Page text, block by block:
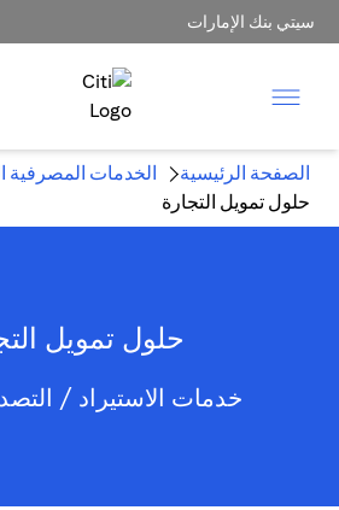
سيتي بنك الإمارات
الصفحة الرئيسية
الخدمات المصرفية
حلول تمويل التجارة
حلول تمويل
خدمات الاستيراد /